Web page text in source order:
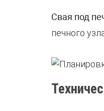
Свая под
печного